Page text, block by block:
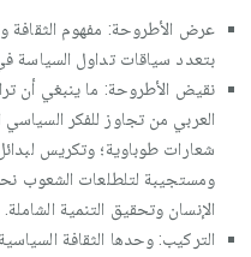
عرض الأطروحة: مفهوم الثقافة
بتعدد سياقات تداول السياسة في
نقيض الأطروحة: ما ينبغي أن
العربي من تجاوز للفكر السياسي
شعارات طوباوية؛ وتكريس
ومستجيبة لتلطلعات الشعوب
الإنسان وتحقيق التنمية الشاملة.
التركيب: وحدها الثقافة